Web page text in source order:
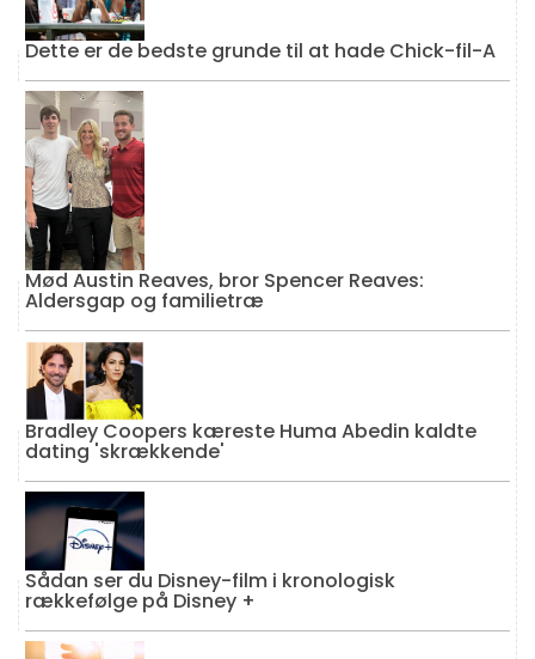
Dette er de bedste grunde til at hade Chick-fil-A
Mød Austin Reaves, bror Spencer Reaves:
Aldersgap og familietræ
Bradley Coopers kæreste Huma Abedin kaldte
dating 'skrækkende'
Sådan ser du Disney-film i kronologisk
rækkefølge på Disney +